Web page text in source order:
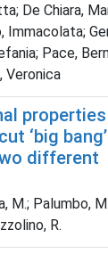
De Chiara,
Immacolata;
Pace,
Veronica
‘big
different
M.; Palumbo,
R.